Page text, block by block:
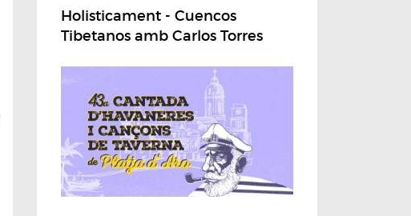
Holisticament - Cuencos
Tibetanos amb Carlos Torres